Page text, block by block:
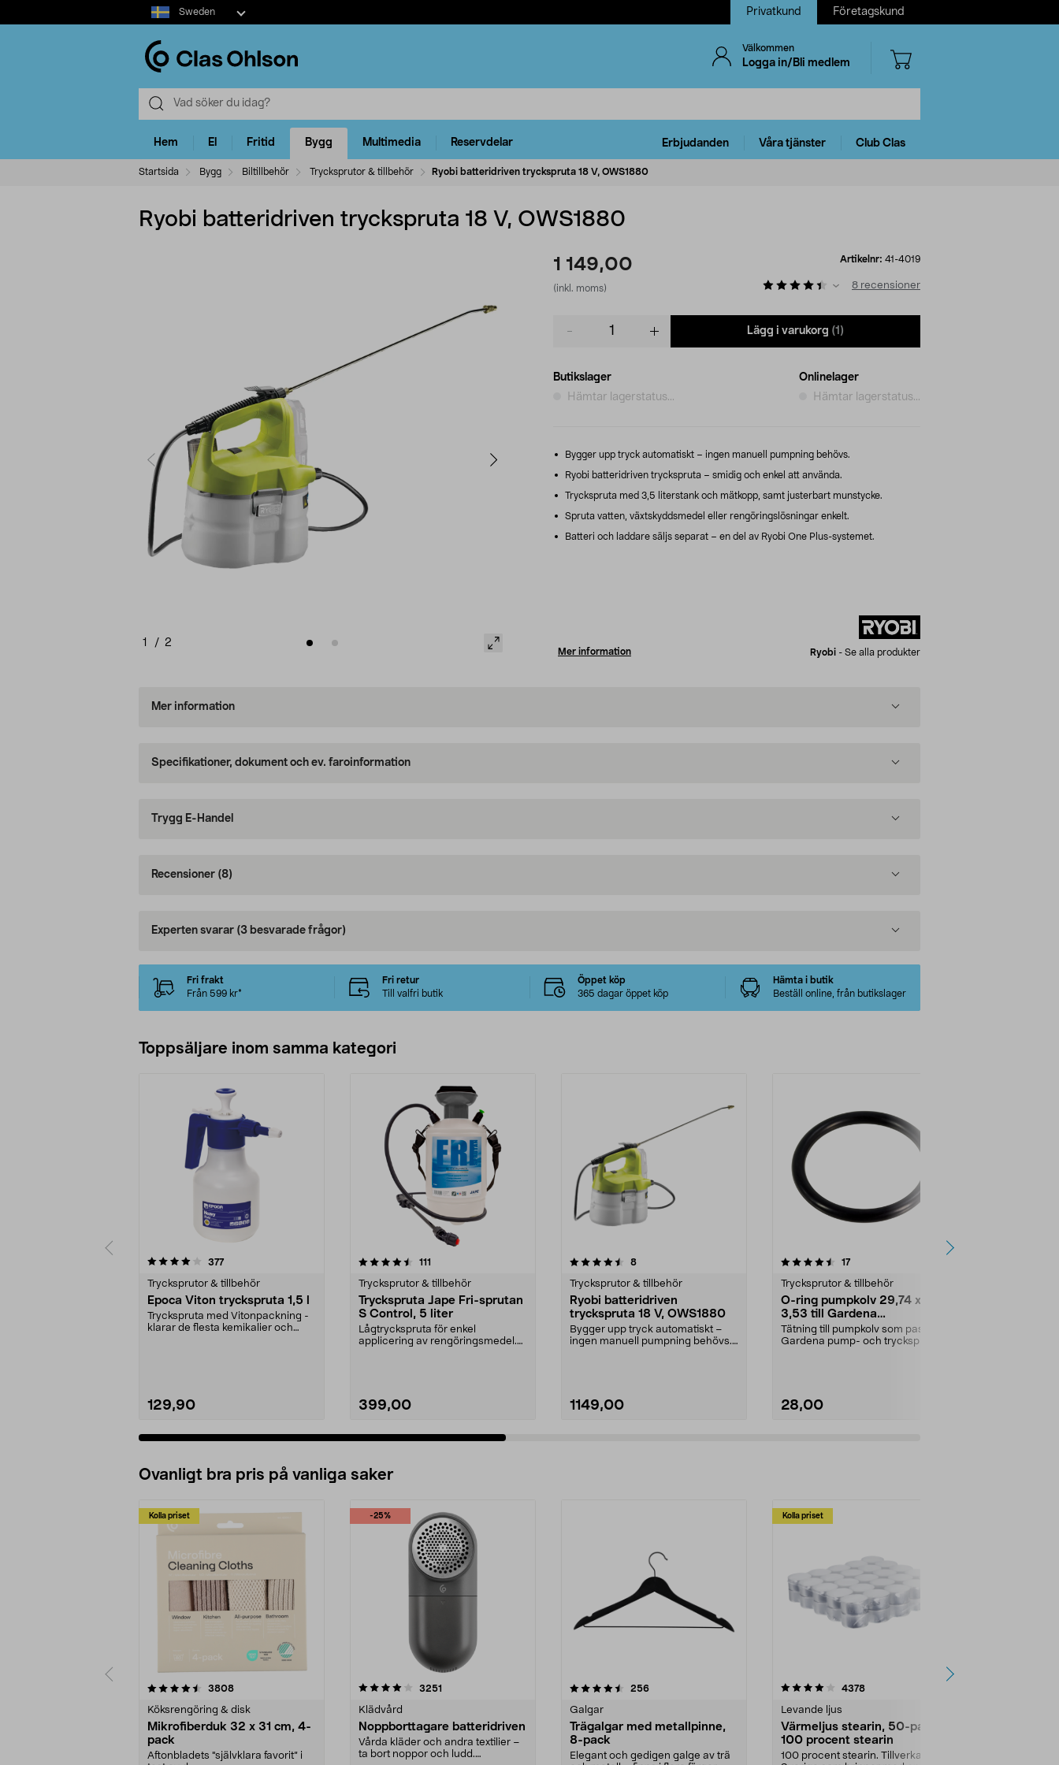
Select
market
Sweden Privatkund Företagskund
Välkommen
Logga in/Bli medlem
Hem El Fritid Bygg Multimedia Reservdelar Erbjudanden Våra tjänster Club Clas
Startsida Bygg Biltillbehör Trycksprutor & tillbehör Ryobi batteridriven tryckspruta 18 V, OWS1880
Ryobi batteridriven tryckspruta 18 V, OWS1880
1 / 2
1 149,00
(inkl. moms)
Artikelnr: 41-4019
8 recensioner
Lägg i varukorg (1)
Butikslager
Hämtar lagerstatus...
Onlinelager
Hämtar lagerstatus...
Bygger upp tryck automatiskt – ingen manuell pumpning behövs.
Ryobi batteridriven tryckspruta – smidig och enkel att använda.
Tryckspruta med 3,5 literstank och mätkopp, samt justerbart munstycke.
Spruta vatten, växtskyddsmedel eller rengöringslösningar enkelt.
Batteri och laddare säljs separat – en del av Ryobi One Plus-systemet.
Mer information Ryobi - Se alla produkter
Mer information
Specifikationer, dokument och ev. faroinformation
Trygg E-Handel
Recensioner (8)
Experten svarar (3 besvarade frågor)
Fri frakt
Från 599 kr*
Fri retur
Till valfri butik
Öppet köp
365 dagar öppet köp
Hämta i butik
Beställ online, från butikslager
Toppsäljare inom samma kategori
377recensioner
Trycksprutor & tillbehör
Epoca Viton tryckspruta 1,5 l
Tryckspruta med Vitonpackning -
klarar de flesta kemikalier och
129,90
4.5 av 5 stjärnor 111
Trycksprutor & tillbehör
Tryckspruta Jape Fri-sprutan
S Control, 5 liter
Lågtryckspruta för enkel
applicering av rengöringsmedel.
399,00
4.5 av 5 stjärnor 8recensioner
Trycksprutor & tillbehör
Ryobi batteridriven
tryckspruta 18 V, OWS1880
Bygger upp tryck automatiskt –
ingen manuell pumpning behövs.
1149,00
4.5 av 5 stjärnor 17recensioner
Trycksprutor & tillbehör
O-ring pumpkolv 29,74 x
3,53 till Gardena
trycksprutor
Tätning till pumpkolv som passar
Gardena pump- och trycksprutor,
28,00
4.0 av 5 stjärnor
Ovanligt bra pris på vanliga saker
Kolla priset
3808recensioner
Köksrengöring & disk
Mikrofiberduk 32 x 31 cm, 4-
pack
Aftonbladets "självklara favorit” i
-25%
4.0av 5 stjärnor 3251
Klädvård
Noppborttagare batteridriven
Vårda kläder och andra textilier –
ta bort noppor och ludd.
4.5av 5 stjärnor 256recensioner
Galgar
Trägalgar med metallpinne,
8-pack
Elegant och gedigen galge av trä
Kolla priset
4.0av 5 stjärnor 4378recensioner
Levande ljus
Värmeljus stearin, 50-pack,
100 procent stearin
100 procent stearin. Tillverkade i
4.5av 5 stjärnor